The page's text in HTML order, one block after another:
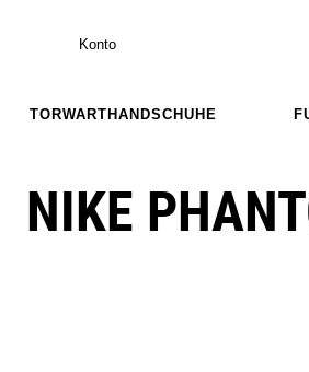
Konto
TORWARTHANDSCHUHE
NIKE